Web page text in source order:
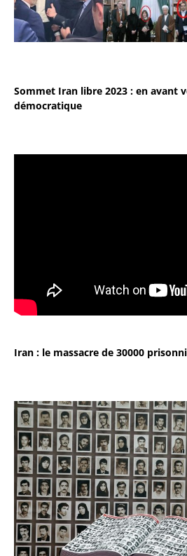
Sommet Iran libre 2023 : en avant
démocratique
Iran : le massacre de 30000